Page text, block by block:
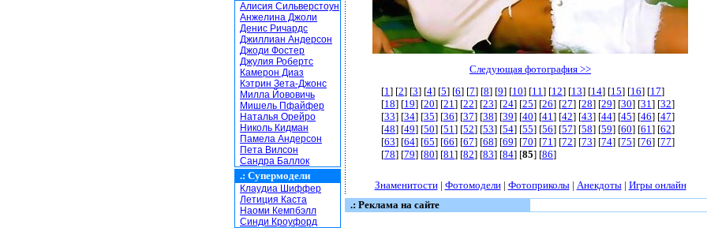
Алисия Сильверстоун
Анжелина Джоли
Денис Ричардс
Джиллиан Андерсон
Джоди Фостер
Джулия Робертс
Камерон Диаз
Кэтрин Зета-Джонс
Милла Йововичь
Мишель Пфайфер
Наталья Орейро
Николь Кидман
Памела Андерсон
Пета Вилсон
Сандра Баллок
.: Супермодели
Клаудиа Шиффер
Летиция Каста
Наоми Кемпбэлл
Синди Кроуфорд
Следующая фотография >>
[1] [2] [3] [4] [5] [6] [7] [8] [9] [10] [11] [12] [13] [14] [15] [16] [17]
[18] [19] [20] [21] [22] [23] [24] [25] [26] [27] [28] [29] [30] [31] [32]
[33] [34] [35] [36] [37] [38] [39] [40] [41] [42] [43] [44] [45] [46] [47]
[48] [49] [50] [51] [52] [53] [54] [55] [56] [57] [58] [59] [60] [61] [62]
[63] [64] [65] [66] [67] [68] [69] [70] [71] [72] [73] [74] [75] [76] [77]
[78] [79] [80] [81] [82] [83] [84] [85] [86]
Знаменитости| Фотомодели| Фотоприколы| Анекдоты| Игры онлайн
.: Реклама на сайте